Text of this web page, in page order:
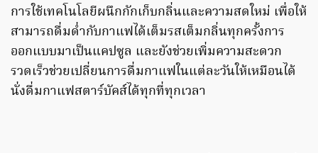
การใช้เทคโนโลยีผนึกกักเก็บกลิ่นและความสดใหม่ เพื่อให้
สามารถดื่มด่ำกับกาแฟได้เต็มรสเต็มกลิ่นทุกครั้งการ
ออกแบบมาเป็นแคปซูล และยังช่วยเพิ่มความสะดวก
รวดเร็วช่วยเปลี่ยนการดื่มกาแฟในแต่ละวันให้เหมือนได้
นั่งดื่มกาแฟสตาร์บัคส์ได้ทุกที่ทุกเวลา